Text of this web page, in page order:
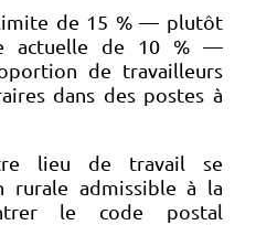
limite de 15 % — plutôt
actuelle de 10 % —
de travailleurs
dans des postes à
lieu de travail se
rurale admissible à la
le code postal